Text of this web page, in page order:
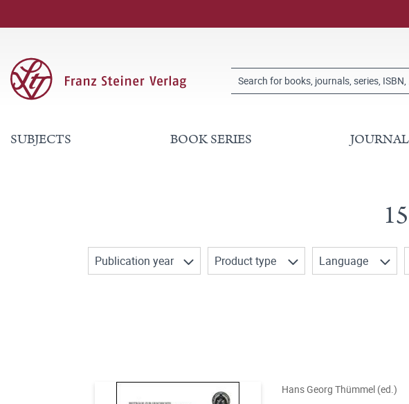
SUBJECTS BOOK SERIES
Publication year Product type Language
Hans Georg Thümmel (ed.)